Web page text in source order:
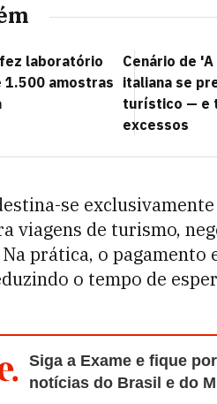
laboratório
1.500 amostras
Cenário de
italiana se
turístico — e
excessos
se exclusivamente
viagens de turismo,
prática, o pagamento
o tempo de
Siga a Exame e fique
notícias do Brasil e do